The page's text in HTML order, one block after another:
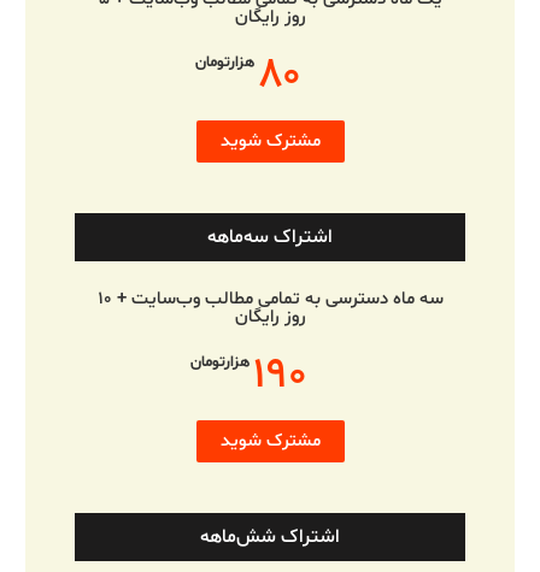
روز رایگان
۸۰ هزارتومان
مشترک شوید
اشتراک سه‌ماهه
سه ماه دسترسی به تمامی مطالب وب‌سایت + ۱۰
روز رایگان
۱۹۰ هزارتومان
مشترک شوید
اشتراک شش‌ماهه